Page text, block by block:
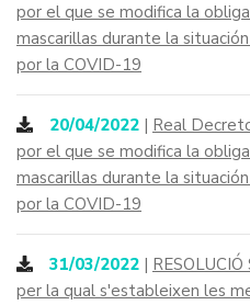
por el que se modifica la
mascarillas durante la
por la COVID-19
20/04/2022 | Real
por el que se modifica la
mascarillas durante la
por la COVID-19
31/03/2022 |
per la qual s'estableixen les